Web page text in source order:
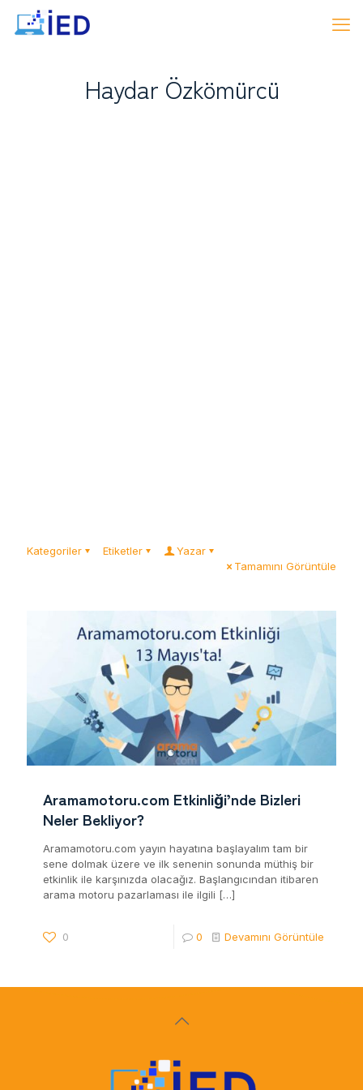
Haydar Özkömürcü
Kategoriler Etiketler
Yazar
Tamamını Görüntüle
Aramamotoru.com Etkinliği’nde Bizleri
Neler Bekliyor?
Aramamotoru.com yayın hayatına başlayalım tam bir
sene dolmak üzere ve ilk senenin sonunda müthiş bir
etkinlik ile karşınızda olacağız. Başlangıcından itibaren
arama motoru pazarlaması ile ilgili […]
0 0 Devamını Görüntüle